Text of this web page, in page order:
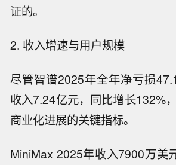
证的。
2. 收入增速与用户规模
尽管智谱2025年全年净亏损
收入7.24亿元，同比增长132%
商业化进展的关键指标。
MiniMax 2025年收入7900万美